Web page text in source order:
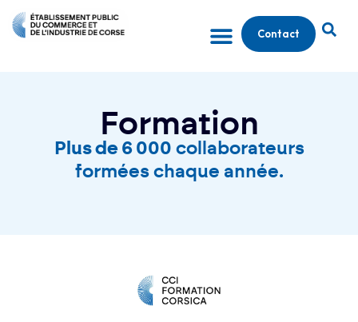
Contact
Formation
Plus de 6 000 collaborateurs
formées chaque année.